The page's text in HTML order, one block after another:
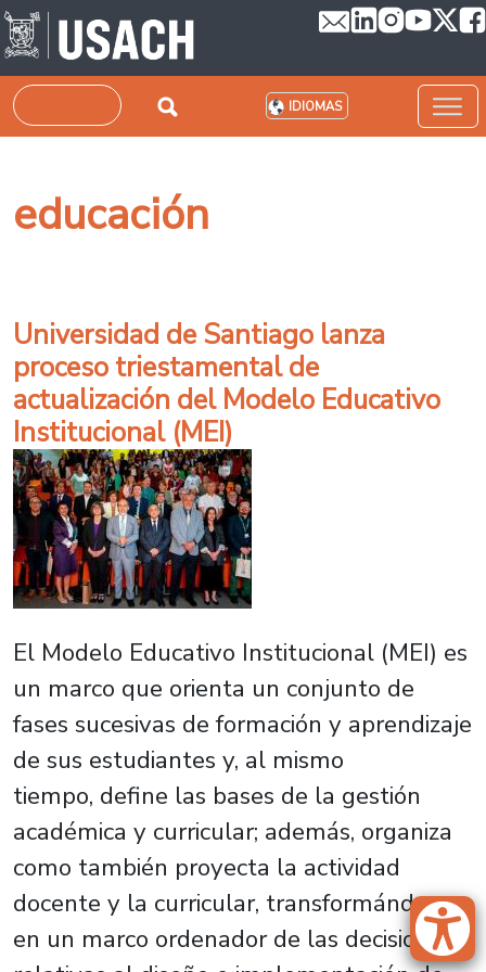
Pasar al contenido principal
Buscar IDIOMAS
educación
Universidad de Santiago lanza
proceso triestamental de
actualización del Modelo Educativo
Institucional (MEI)
El Modelo Educativo Institucional (MEI) es
un marco que orienta un conjunto de
fases sucesivas de formación y aprendizaje
de sus estudiantes y, al mismo
tiempo, define las bases de la gestión
académica y curricular; además, organiza
como también proyecta la actividad
docente y la curricular, transformándose
en un marco ordenador de las decisiones